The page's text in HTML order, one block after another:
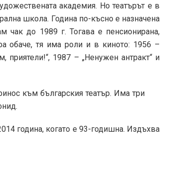
академия. Но театърът е в
школа. Година по-късно е назначена
чак до 1989 г. Тогава е пенсионирана,
обаче, тя има роли и в киното: 1956 –
приятели!“, 1987 – „Ненужен антракт“ и
към българския театър. Има три
година, когато е 93-годишна. Издъхва